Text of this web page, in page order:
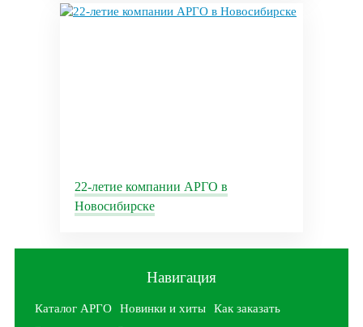
22-летие компании АРГО в
Новосибирске
Навигация
Каталог АРГО Новинки и хиты
Как заказать